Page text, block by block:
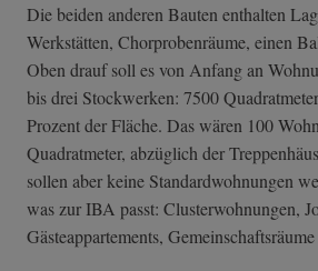
Die beiden anderen Bauten enthalten
Werkstätten, Chorprobenräume, einen
Oben drauf soll es von Anfang an
bis drei Stockwerken: 7500
Prozent der Fläche. Das wären 100
Quadratmeter, abzüglich der
sollen aber keine Standardwohnungen
was zur IBA passt: Clusterwohnungen,
Gästeappartements,